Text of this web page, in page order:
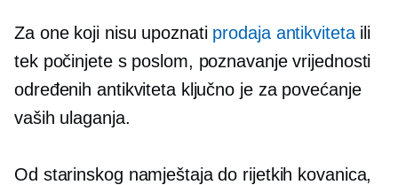
Za one koji nisu upoznati prodaja antikvitetaili
tek počinjete s poslom, poznavanje vrijednosti
određenih antikviteta ključno je za povećanje
vaših ulaganja.
Od starinskog namještaja do rijetkih kovanica,